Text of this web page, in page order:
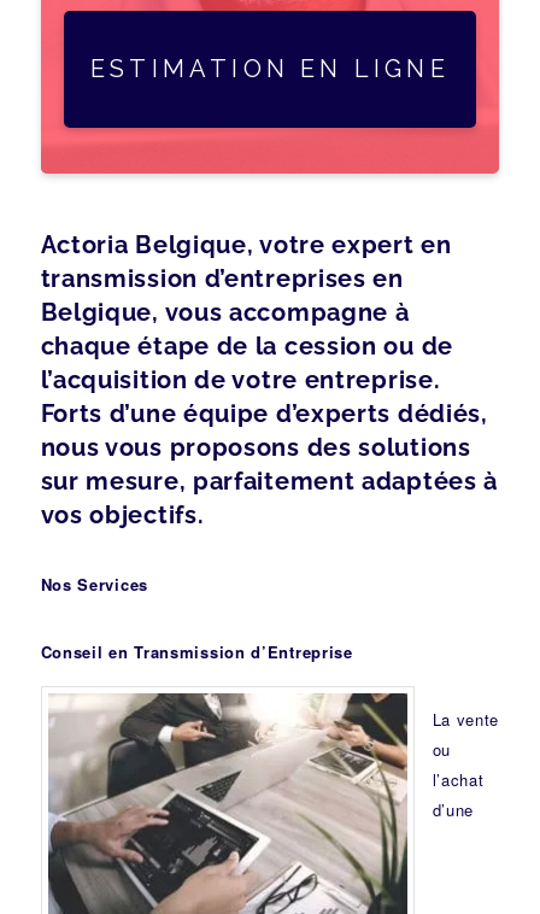
ESTIMATION EN LIGNE
Actoria Belgique, votre expert en
transmission d’entreprises en
Belgique, vous accompagne à
chaque étape de la cession ou de
l’acquisition de votre entreprise.
Forts d’une équipe d’experts dédiés,
nous vous proposons des solutions
sur mesure, parfaitement adaptées à
vos objectifs.
Nos Services
Conseil en Transmission d’Entreprise
La vente
ou
l’achat
d’une